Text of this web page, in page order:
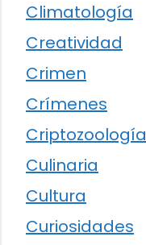
Climatología
Creatividad
Crimen
Crímenes
Criptozoología
Culinaria
Cultura
Curiosidades